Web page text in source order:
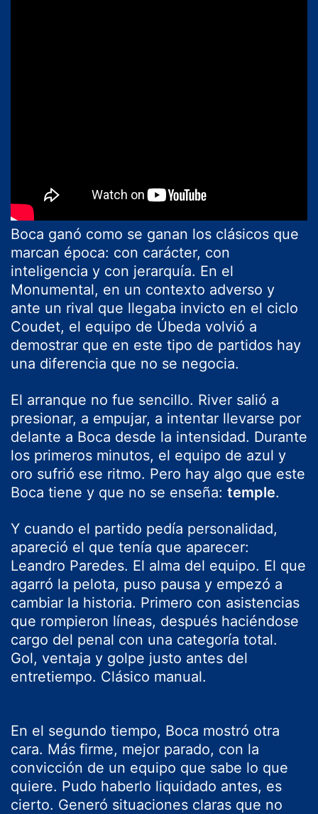
Boca ganó como se ganan los clásicos que
marcan época: con carácter, con
inteligencia y con jerarquía. En el
Monumental, en un contexto adverso y
ante un rival que llegaba invicto en el ciclo
Coudet, el equipo de Úbeda volvió a
demostrar que en este tipo de partidos hay
una diferencia que no se negocia.
El arranque no fue sencillo. River salió a
presionar, a empujar, a intentar llevarse por
delante a Boca desde la intensidad. Durante
los primeros minutos, el equipo de azul y
oro sufrió ese ritmo. Pero hay algo que este
Boca tiene y que no se enseña: temple.
Y cuando el partido pedía personalidad,
apareció el que tenía que aparecer:
Leandro Paredes. El alma del equipo. El que
agarró la pelota, puso pausa y empezó a
cambiar la historia. Primero con asistencias
que rompieron líneas, después haciéndose
cargo del penal con una categoría total.
Gol, ventaja y golpe justo antes del
entretiempo. Clásico manual.
En el segundo tiempo, Boca mostró otra
cara. Más firme, mejor parado, con la
convicción de un equipo que sabe lo que
quiere. Pudo haberlo liquidado antes, es
cierto. Generó situaciones claras que no